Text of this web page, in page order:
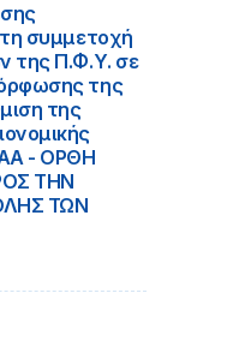
συμμετοχή
της Π.Φ.Υ. σε
της
της
- ΟΡΘΗ
ΤΗΝ
ΤΩΝ